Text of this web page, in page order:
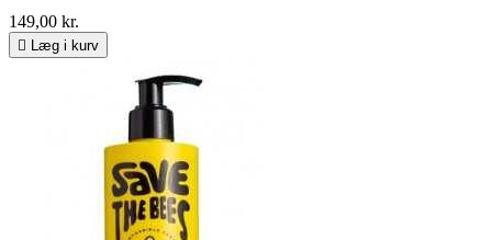
149,00 kr.
 Læg i kurv